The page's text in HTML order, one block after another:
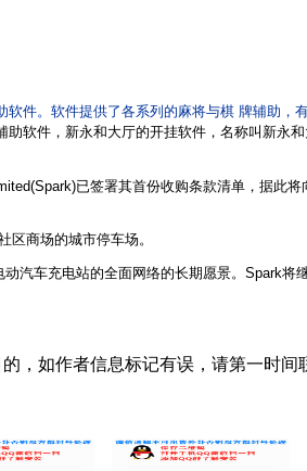
件。软件提供了各系列的麻将与棋 牌辅助，
助软件，新永和大厅的开挂软件，名称叫新永
已签署其首份收购条款清单，据此
区商场的城市停车场。
汽车充电站的全面网络的长期愿景。Spark
，如作者信息标记有误，请第一时间